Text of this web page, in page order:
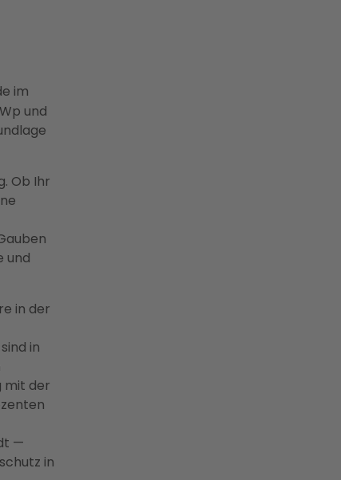
im
und
Ob Ihr
und
in der
in
mit der
—
in